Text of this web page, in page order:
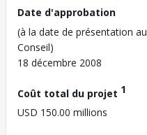
Date d'approbation
(à la date de présentation au
Conseil)
18 décembre 2008
Coût total du projet 1
USD 150.00 millions